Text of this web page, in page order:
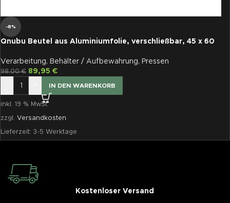
-8%
Qnubu Beutel aus Aluminiumfolie, verschließbar, 45 x 60
Verarbeitung, Behälter / Aufbewahrung, Pressen
98,00€ 89,95 €
IN DEN WARENKORB
inkl. 19 % MwSt.
zzgl. Versandkosten
Lieferzeit: 3-5 Werktage
Kostenloser Versand